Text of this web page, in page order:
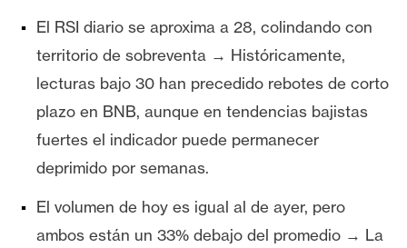
El RSI diario se aproxima a 28, colindando con
territorio de sobreventa → Históricamente,
lecturas bajo 30 han precedido rebotes de corto
plazo en BNB, aunque en tendencias bajistas
fuertes el indicador puede permanecer
deprimido por semanas.
El volumen de hoy es igual al de ayer, pero
ambos están un 33% debajo del promedio → La